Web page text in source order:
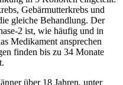
Gebärmutterkrebs und
gleiche Behandlung. Der
2 ist, wie häufig und in
Medikament ansprechen
finden bis zu 34 Monate
über 18 Jahren, unter